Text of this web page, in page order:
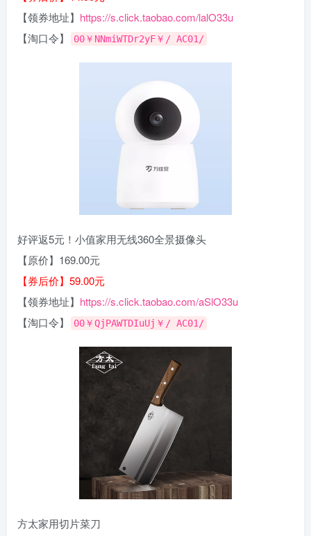
【领券地址】 https://s.click.taobao.com/lalO33u
【淘口令】
00￥NNmiWTDr2yF￥/ AC01/
好评返5元！小值家用无线360全景摄像头
【原价】169.00元
【券后价】59.00元
【领券地址】 https://s.click.taobao.com/aSlO33u
【淘口令】
00￥QjPAWTDIuUj￥/ AC01/
方太家用切片菜刀